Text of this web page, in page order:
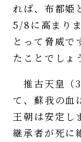
れば、布都姫
5/8に高まり
とって脅威で
たことでしょ
推古天皇（
て、蘇我の血
王朝は安定し
継承者が死に